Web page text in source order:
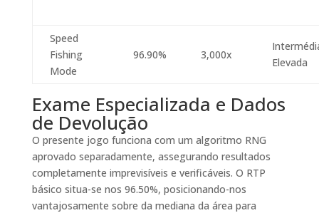
Speed
Fishing
Mode
96.90% 3,000x
Elevada
Exame Especializada e Dados
de Devolução
O presente jogo funciona com um algoritmo RNG
aprovado separadamente, assegurando resultados
completamente imprevisíveis e verificáveis. O RTP
básico situa-se nos 96.50%, posicionando-nos
vantajosamente sobre da mediana da área para